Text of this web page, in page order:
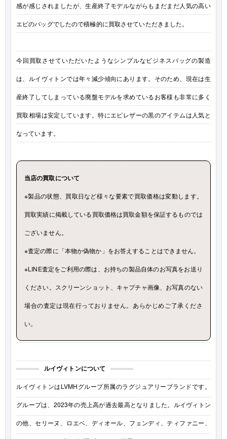
感が感じされましたが、生産終了モデルながらもまだまだ人気の高い
エピのバッグでしたので積極的に買取させていただきました。
今回買取させていただいたようなシンプルなビジネスバッグの製造
は、ルイヴィトンでは年々減少傾向にあります。そのため、現在は生
産終了してしまっている廃盤モデルを求めているお客様も非常に多く
買取相場は安定しています。特にエピレザーの黒のアイテムは人気と
なっています。
当店の買取について
※製品の状態、買取日など様々な要素で買取価格は変動します。
買取実績に掲載している買取価格は買取金額を保証するものでは
ございません。
※査定の際に「本物か偽物か」をお答えすることはできません。
※LINE査定をご利用の際は、お持ちの製品自体のお写真をお送り
ください。スクリーンショット、キャプチャ画像、お写真のない
場合の査定は現在行っておりません。あらかじめご了承くださ
い。
ルイヴィトンについて
ルイヴィトンはLVMHグループ所属のラグジュアリーブランドです。
グループは、2023年の売上高が過去最高となりました。ルイヴィトン
の他、セリーヌ、ロエベ、ディオール、フェンディ、ティファニー、